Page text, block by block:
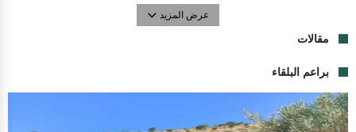
عرض المزيد
مقالات
براعم البلقاء